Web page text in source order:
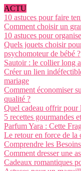
ACTU
10 astuces pour faire
Comment choisir un
10 astuces pour
Quels jouets choisir
psychomoteur de bébé ?
Sautoir : le collier long
Créer un lien
mariage
Comment économiser
qualité ?
Quel cadeau offrir pour
5 recettes gourmandes
Parfum Yara : Cette
Le retour en force de la
Comprendre les
Comment dresser une
Cadeaux romantiques